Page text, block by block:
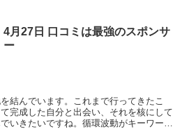
4月27日 口コミは最強のスポンサ
ー
結んでいます。これまで行ってきたこ
完成した自分と出会い、それを核にして
いきたいですね。循環波動がキーワード